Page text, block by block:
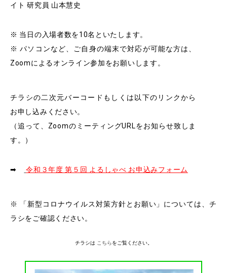
CAMPUS LIFE
大学生活
附属教育研究施設
FACULTY
EVENTS
イベントカレンダー
BULLETIN
イト 研究員 山本慧史
※ 当日の入場者数を10名といたします。
※ パソコンなど、ご自身の端末で対応が可能な方は、
Zoomによるオンライン参加をお願いします。
チラシの二次元バーコードもしくは以下のリンクから
お申し込みください。
（追って、ZoomのミーティングURLをお知らせ致しま
す。）
➡ 令和３年度 第５回 よるしゃべ お申込みフォーム
※ 「新型コロナウイルス対策方針とお願い」については、チ
ラシをご確認ください。
チラシは こちらをご覧ください。